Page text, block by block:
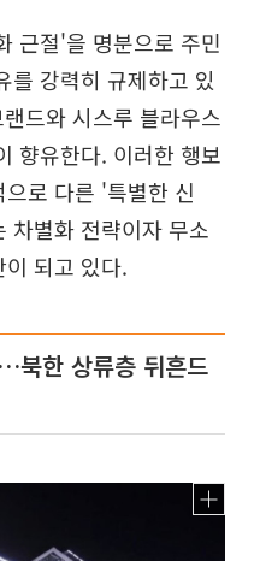
근절'을 명분으로 주민
를 강력히 규제하고 있
드와 시스루 블라우스
향유한다. 이러한 행보
로 다른 '특별한 신
차별화 전략이자 무소
되고 있다.
북한 상류층 뒤흔드